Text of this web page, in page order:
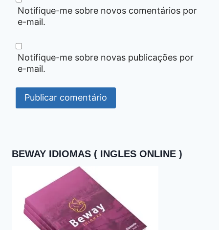
Notifique-me sobre novos comentários por
e-mail.
Notifique-me sobre novas publicações por
e-mail.
BEWAY IDIOMAS ( INGLES ONLINE )